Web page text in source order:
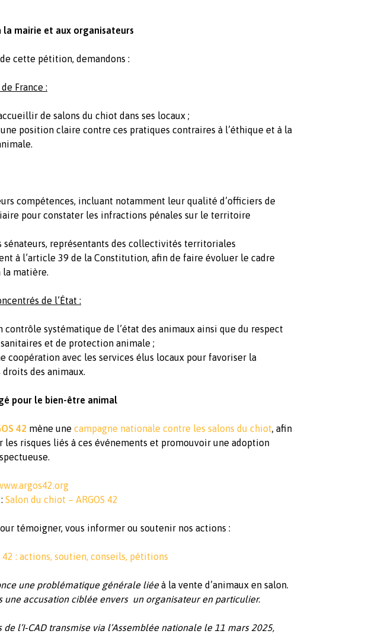
la mairie et aux organisateurs
cette pétition, demandons :
France :
de salons du chiot dans ses locaux ;
position claire contre ces pratiques contraires à l’éthique et à la
compétences, incluant notamment leur qualité d’officiers de
pour constater les infractions pénales sur le territoire
sénateurs, représentants des collectivités territoriales
à l’article 39 de la Constitution, afin de faire évoluer le cadre
matière.
de l’État :
contrôle systématique de l’état des animaux ainsi que du respect
et de protection animale ;
coopération avec les services élus locaux pour favoriser la
droits des animaux.
pour le bien-être animal
42 mène une campagne nationale contre les salons du chiot, afin
les risques liés à ces événements et promouvoir une adoption
Salon du chiot – ARGOS 42
témoigner, vous informer ou soutenir nos actions :
42 : actions, soutien, conseils, pétitions
une problématique générale liéeà la vente d’animaux en salon.
une accusation ciblée envers un organisateur en particulier.
de l’I‑CAD transmise via l’Assemblée nationale le 11 mars 2025,